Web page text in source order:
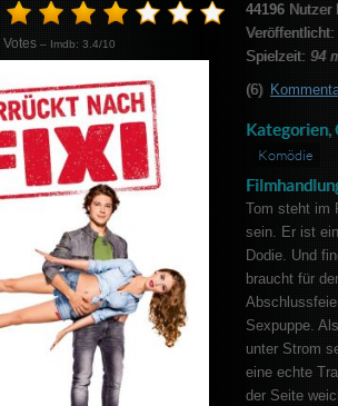
Votes – Imdb: 3.4/10
44196Nutzer
Veröffentlicht:
Spielzeit: 94
(6)
Kategorien,
Komödie
Tom steht im
sein. Er ist
Dodie. Und
braucht für
Sexpuppe.
unter Strom
eine echte
der Seite